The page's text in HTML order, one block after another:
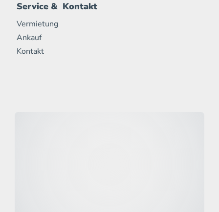
Service & Kontakt
Vermietung
Ankauf
Kontakt